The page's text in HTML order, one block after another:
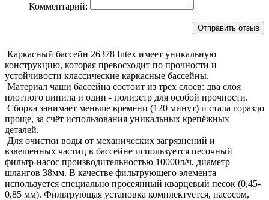
Комментарий:
Каркасный бассейн 26378 Intex имеет уникальную
конструкцию, которая превосходит по прочности и
устойчивости классические каркасные бассейны.
Материал чаши бассейна состоит из трех слоев: два слоя
плотного винила и один - полиэстр для особой прочности.
Сборка занимает меньше времени (120 минут) и стала гораздо
проще, за счёт использования уникальных крепёжных
деталей.
Для очистки воды от механических загрязнений и
взвешенных частиц в бассейне используется песочный
фильтр-насос производительностью 10000л/ч, диаметр
шлангов 38мм. В качестве фильтрующего элемента
используется специально просеянный кварцевый песок (0,45-
0,85 мм). Фильтрующая установка комплектуется, насосом,